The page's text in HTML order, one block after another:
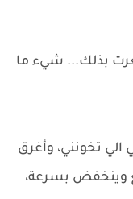
بذلك... شيء ما
تخونني، وأغرق
وينخفض بسرعة،